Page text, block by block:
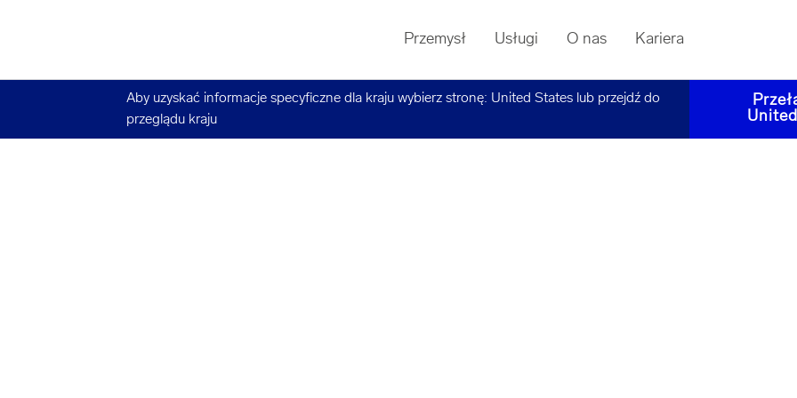
Przemysł Usługi O nas Kariera
Aby uzyskać informacje specyficzne dla kraju wybierz stronę: United States lub przejdź do
przeglądu kraju